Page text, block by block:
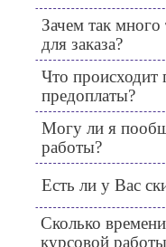
Зачем так
для заказа?
Что происходит
предоплаты?
Могу ли я
работы?
Есть ли у Вас
Сколько
курсовой